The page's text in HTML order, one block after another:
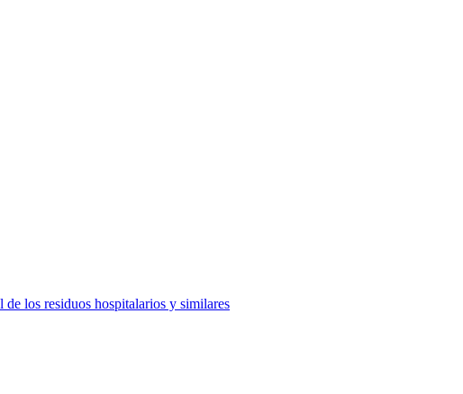
los residuos hospitalarios y similares